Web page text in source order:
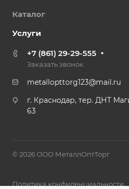
Каталог
Услуги
+7 (861) 29-29-555
Заказать звонок
metallopttorg123@mail.ru
г. Краснодар, тер. ДНТ
63
© 2026 ООО МеталлОптТорг
Политика конфиденциальности